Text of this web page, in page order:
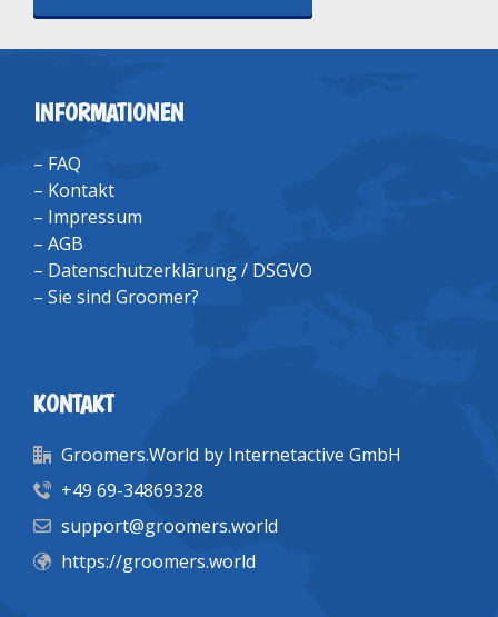
INFORMATIONEN
– FAQ
– Kontakt
– Impressum
– AGB
– Datenschutzerklärung / DSGVO
– Sie sind Groomer?
KONTAKT
Groomers.World by Internetactive GmbH
+49 69-34869328
support@groomers.world
https://groomers.world